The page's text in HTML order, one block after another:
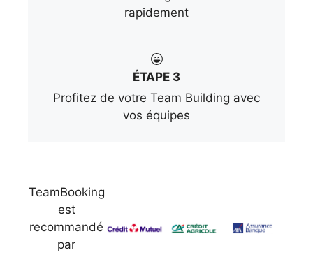
rapidement
ÉTAPE 3
Profitez de votre Team Building avec
vos équipes
TeamBooking
est
recommandé
par